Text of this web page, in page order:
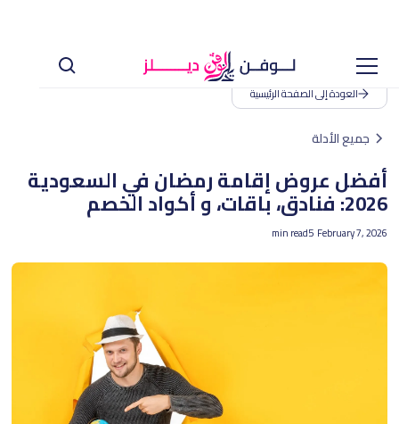
العودة إلى الصفحة الرئيسية
جميع الأدلة
أفضل عروض إقامة رمضان في السعودية
2026: فنادق، باقات، و أكواد الخصم
February 7, 2026
5
min read